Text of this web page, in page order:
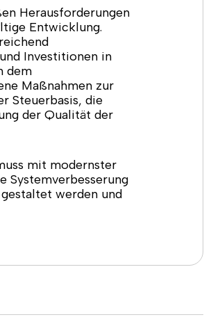
Herausforderungen
Entwicklung.
Investitionen in
dem
Maßnahmen zur
Steuerbasis, die
der Qualität der
mit modernster
Systemverbesserung
werden und